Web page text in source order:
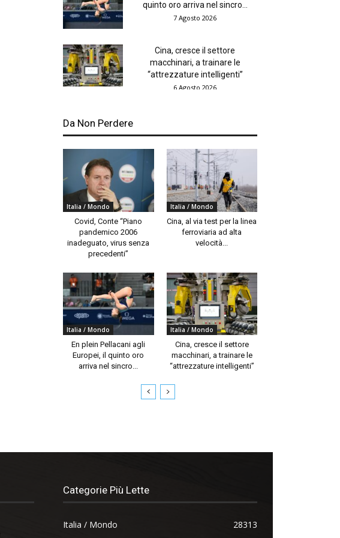
quinto oro arriva nel sincro...
7 Agosto 2026
Cina, cresce il settore
macchinari, a trainare le
“attrezzature intelligenti”
6 Agosto 2026
Da Non Perdere
Italia / Mondo
Covid, Conte “Piano
pandemico 2006
inadeguato, virus senza
precedenti”
Italia / Mondo
Cina, al via test per la linea
ferroviaria ad alta
velocità...
Italia / Mondo
En plein Pellacani agli
Europei, il quinto oro
arriva nel sincro...
Italia / Mondo
Cina, cresce il settore
macchinari, a trainare le
“attrezzature intelligenti”
Categorie Più Lette
Italia / Mondo
28313